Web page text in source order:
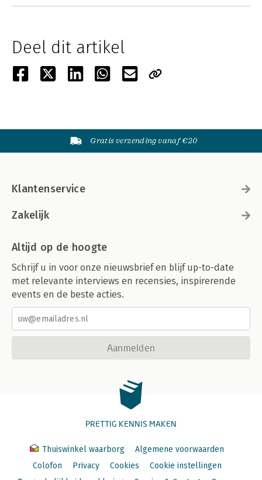
Deel dit artikel
Gratis verzending vanaf €20
Klantenservice
Zakelijk
Altijd op de hoogte
Schrijf u in voor onze nieuwsbrief en blijf up-to-date
met relevante interviews en recensies, inspirerende
events en de beste acties.
Aanmelden
PRETTIG KENNIS MAKEN
Thuiswinkel waarborg
Algemene voorwaarden
Colofon
Privacy Cookies
Cookie instellingen